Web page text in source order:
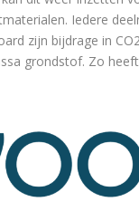
Iedere
zijn bijdrage in
grondstof. Zo